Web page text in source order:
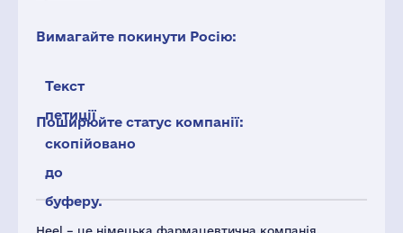
Heel – це німецька фармацевтична компанія,
Вимагайте покинути Росію:
Текст
петиції
скопійовано
до
буферу.
Поширюйте статус компанії: